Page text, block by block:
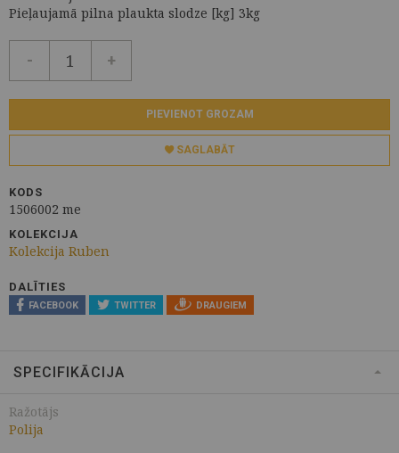
Pieļaujamā pilna plaukta slodze [kg] 3kg
- +
PIEVIENOT GROZAM
SAGLABĀT
KODS
1506002 me
KOLEKCIJA
Kolekcija Ruben
DALĪTIES
FACEBOOK TWITTER DRAUGIEM
SPECIFIKĀCIJA
Ražotājs
Polija